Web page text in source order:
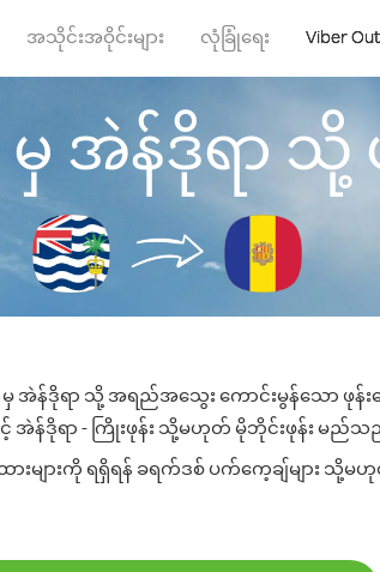
အသိုင်းအဝိုင်းများ လုံခြုံရေး Viber Out
မှ အဲန်ဒိုရာ သို့
မှ အဲန်ဒိုရာ သို့ အရည်အသွေး ကောင်းမွန်သော ဖုန်
အဲန်ဒိုရာ - ကြိုးဖုန်း သို့မဟုတ် မိုဘိုင်းဖုန်း မည်သ
များကို ရရှိရန် ခရက်ဒစ် ပက်ကေ့ချ်များ သို့